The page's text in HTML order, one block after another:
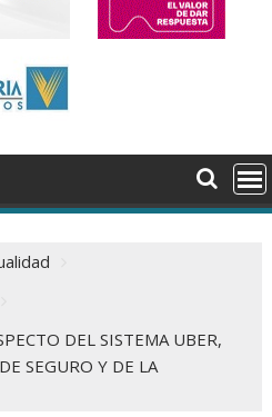
DEL SISTEMA UBER,
SEGURO Y DE LA